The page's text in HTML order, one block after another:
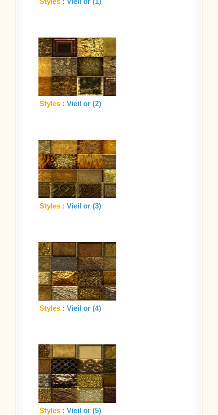
Styles : Vieil or (2)
Styles : Vieil or (3)
Styles : Vieil or (4)
Styles : Vieil or (5)